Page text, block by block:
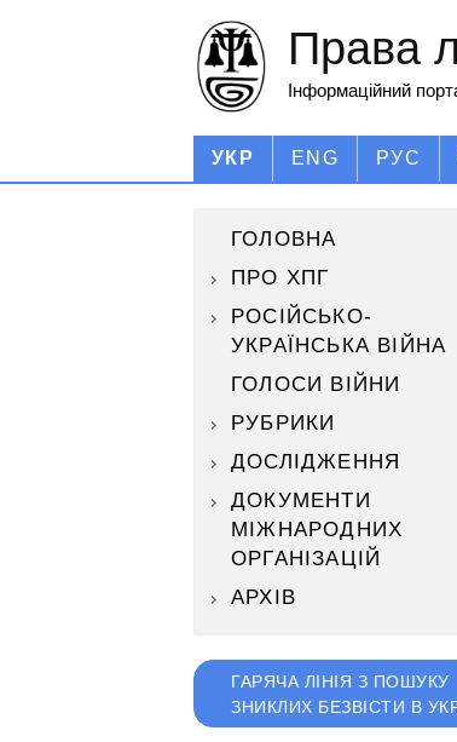
Права
Інформаційний
УКР ENG РУС
ГОЛОВНА
ПРО ХПГ
РОСІЙСЬКО-
УКРАЇНСЬКА ВІЙНА
ГОЛОСИ ВІЙНИ
РУБРИКИ
ДОСЛІДЖЕННЯ
ДОКУМЕНТИ
МІЖНАРОДНИХ
ОРГАНІЗАЦІЙ
АРХІВ
ГАРЯЧА ЛІНІЯ З ПОШУКУ
ЗНИКЛИХ БЕЗВІСТИ В